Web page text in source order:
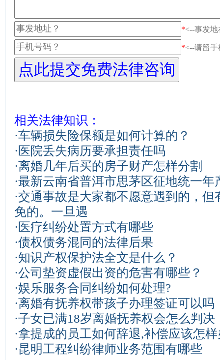
*<--事发
*<--请留
相关法律知识：
·车辆损失险保额是如何计算的？
·医院丢失病历要承担责任吗
·离婚几年后买的房子财产怎样分割
·最新云南省普洱市思茅区征地统一年
·交通事故是大家都不愿意遇到的，但
免的。一旦遇
·医疗纠纷处置方式有哪些
·债权债务混同的法律后果
·知识产权保护法全文是什么？
·公司垫资虚假出资的危害有哪些？
·娱乐服务合同纠纷如何处理?
·离婚有抚养权带孩子办理签证可以吗
·子女已满18岁离婚抚养权会怎么判决
·拿提成的员工如何辞退,补偿应该怎
·昆明工程纠纷律师业务范围有哪些